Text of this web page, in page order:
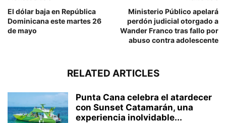
El dólar baja en República
Dominicana este martes 26
de mayo
Ministerio Público apelará
perdón judicial otorgado a
Wander Franco tras fallo por
abuso contra adolescente
RELATED ARTICLES
Punta Cana celebra el atardecer
con Sunset Catamarán, una
experiencia inolvidable...